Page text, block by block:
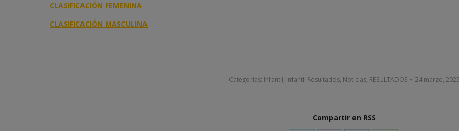
CLASIFICACIÓN FEMENINA
CLASIFICACIÓN MASCULINA
Categorías: Infantil, Infantil Resultados, Noticias, RESULTADOS 24 marzo, 2025
Compartir en RSS